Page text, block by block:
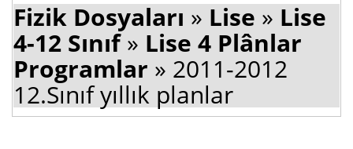
Fizik Dosyaları » Lise » Lise
4-12 Sınıf» Lise 4 Plânlar
Programlar » 2011-2012
12.Sınıf yıllık planlar